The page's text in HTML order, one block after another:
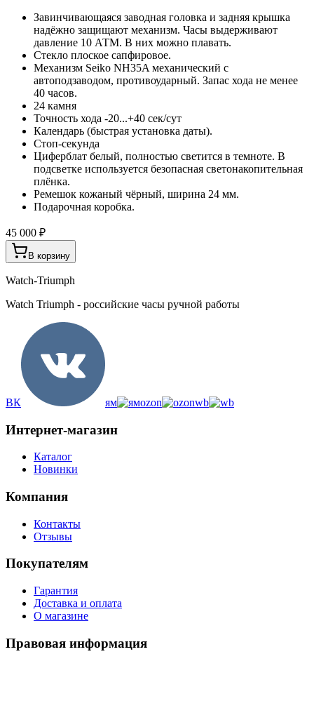
Завинчивающаяся заводная головка и задняя крышка
надёжно защищают механизм. Часы выдерживают
давление 10 АТМ. В них можно плавать.
Стекло плоское сапфировое.
Механизм Seiko NH35A механический с
автоподзаводом, противоударный. Запас хода не менее
40 часов.
24 камня
Точность хода -20...+40 сек/сут
Календарь (быстрая установка даты).
Стоп-секунда
Циферблат белый, полностью светится в темноте. В
подсветке используется безопасная светонакопительная
плёнка.
Ремешок кожаный чёрный, ширина 24 мм.
Подарочная коробка.
45 000 ₽
В корзину
Watch-Triumph
Watch Triumph - российские часы ручной работы
ВК ям ozon wb
Интернет-магазин
Каталог
Новинки
Компания
Контакты
Отзывы
Покупателям
Гарантия
Доставка и оплата
О магазине
Правовая информация